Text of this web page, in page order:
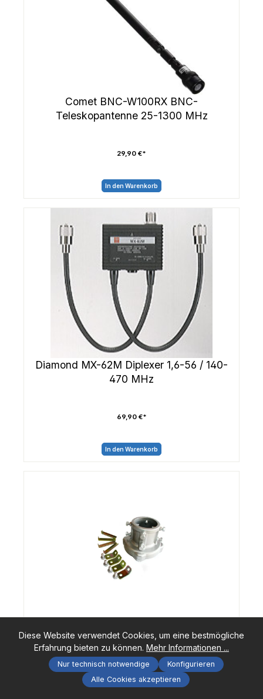
Comet BNC-W100RX BNC-
Teleskopantenne 25-1300 MHz
29,90 €*
In den Warenkorb
Diamond MX-62M Diplexer 1,6-56 / 140-
470 MHz
69,90 €*
In den Warenkorb
Diese Website verwendet Cookies, um eine bestmögliche
Erfahrung bieten zu können. Mehr Informationen ...
Nur technisch notwendige
Konfigurieren
Alle Cookies akzeptieren